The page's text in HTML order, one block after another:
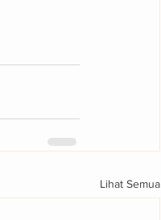
Lihat Semua